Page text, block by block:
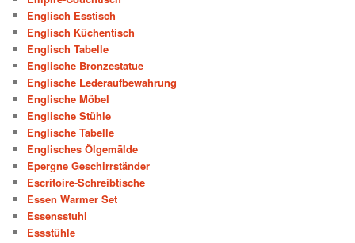
Englisch Esstisch
Englisch Küchentisch
Englisch Tabelle
Englische Bronzestatue
Englische Lederaufbewahrung
Englische Möbel
Englische Stühle
Englische Tabelle
Englisches Ölgemälde
Epergne Geschirrständer
Escritoire-Schreibtische
Essen Warmer Set
Essensstuhl
Essstühle